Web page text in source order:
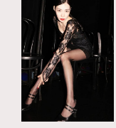
本人願意接收新傳
新傳媒集團使
About us